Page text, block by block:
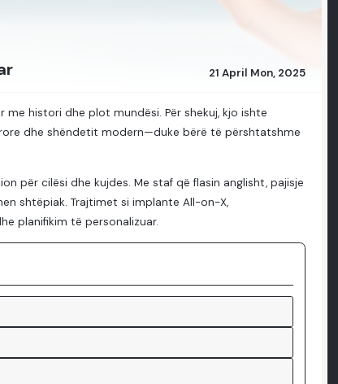
21 April Mon, 2025
me histori dhe plot mundësi. Për shekuj, kjo ishte
dhe shëndetit modern—duke bërë të përshtatshme
për cilësi dhe kujdes. Me staf që flasin anglisht, pajisje
shtëpiak. Trajtimet si implante All-on-X,
planifikim të personalizuar.